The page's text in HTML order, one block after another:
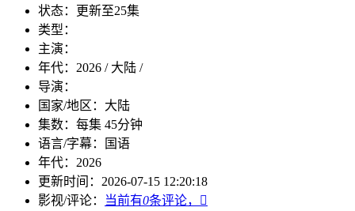
状态：
更新至25集
类型：
主演：
年代： 2026 / 大陆 /
导演：
国家/地区： 大陆
集数： 每集 45分钟
语言/字幕：
国语
年代： 2026
更新时间： 2026-07-15 12:20:18
影视/评论：
当前有0条评论，
